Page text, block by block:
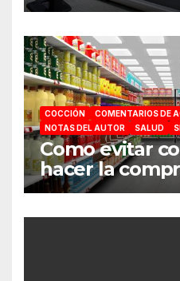
COCCIÓN COMENTARIOS DE
NOTAS DEL AUTOR
SALUD
Como evitar
hacer la
supermercado